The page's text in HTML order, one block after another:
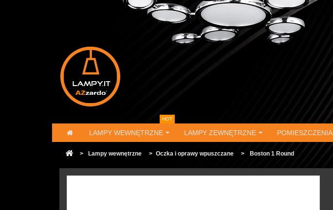
LAMPY WEWNĘTRZNE
HOT
LAMPY ZEWNĘTRZNE POMIESZCZENIA
> Lampy wewnętrzne > Oczka i oprawy wpuszczane > Boston 1 Round